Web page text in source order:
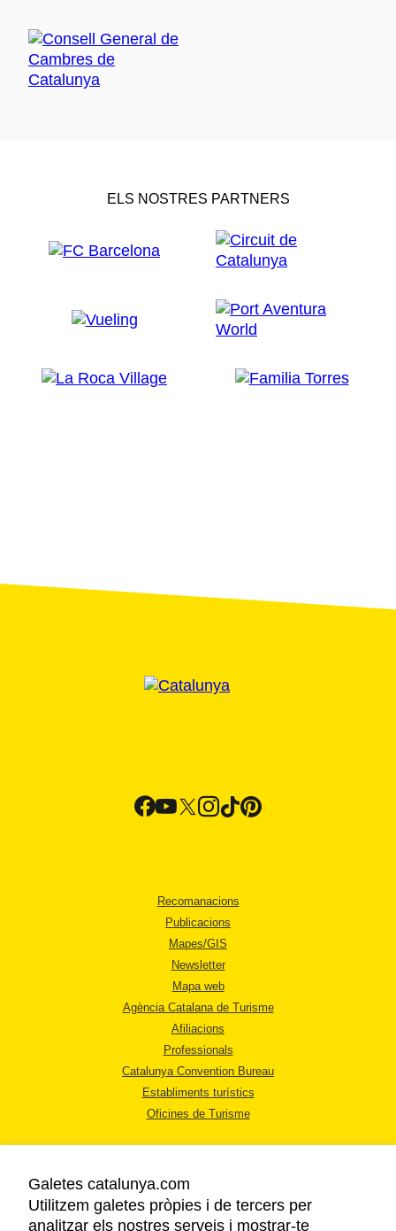
ELS NOSTRES PARTNERS
Recomanacions
Publicacions
Mapes/GIS
Newsletter
Mapa web
Agència Catalana de Turisme
Afiliacions
Professionals
Catalunya Convention Bureau
Establiments turístics
Oficines de Turisme
Galetes catalunya.com
Utilitzem galetes pròpies i de tercers per
analitzar els nostres serveis i mostrar-te